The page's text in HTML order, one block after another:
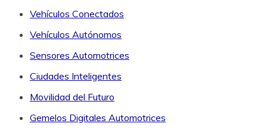
Vehículos Conectados
Vehículos Autónomos
Sensores Automotrices
Ciudades Inteligentes
Movilidad del Futuro
Gemelos Digitales Automotrices